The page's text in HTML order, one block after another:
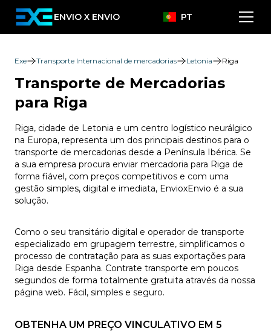
ENVIO X ENVIO PT
Exe Transporte Internacional de mercadorias Letonia Riga
Transporte de Mercadorias
para Riga
Riga, cidade de Letonia e um centro logístico neurálgico
na Europa, representa um dos principais destinos para o
transporte de mercadorias desde a Península Ibérica. Se
a sua empresa procura enviar mercadoria para Riga de
forma fiável, com preços competitivos e com uma
gestão simples, digital e imediata, EnvioxEnvio é a sua
solução.
Como o seu transitário digital e operador de transporte
especializado em grupagem terrestre, simplificamos o
processo de contratação para as suas exportações para
Riga desde Espanha. Contrate transporte em poucos
segundos de forma totalmente gratuita através da nossa
página web. Fácil, simples e seguro.
OBTENHA UM PREÇO VINCULATIVO EM 5